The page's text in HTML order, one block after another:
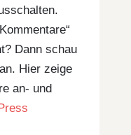
Dann schau
Hier zeige
an- und